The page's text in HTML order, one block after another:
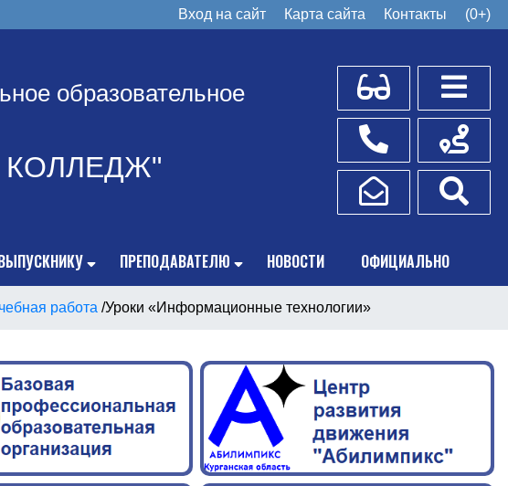
Вход на сайт Карта сайта Контакты (0+)
образовательное
КОЛЛЕДЖ"
Для слабовидящих
Телефоны
Написать обращение
Схема
ПРЕПОДАВАТЕЛЮ НОВОСТИ ОФИЦИАЛЬНО
работа /Уроки «Информационные технологии»